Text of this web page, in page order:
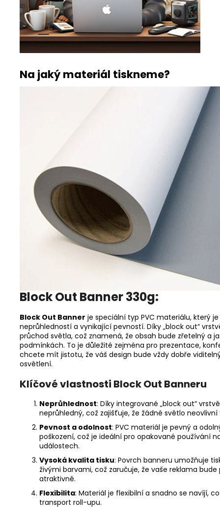
Na jaký materiál tiskneme?
Block Out Banner 330g:
Block Out Banner je speciální typ PVC materiálu, který
neprůhledností a vynikající pevností. Díky „block out“
průchod světla, což znamená, že obsah bude zřetelný a
podmínkách. To je důležité zejména pro prezentace,
chcete mít jistotu, že váš design bude vždy dobře
osvětlení.
Klíčové vlastnosti Block Out Banneru
Neprůhlednost: Díky integrované „block out“
neprůhledný, což zajišťuje, že žádné světlo
Pevnost a odolnost: PVC materiál je pevný a
poškození, což je ideální pro opakované používání
událostech.
Vysoká kvalita tisku: Povrch banneru umožňuje
živými barvami, což zaručuje, že vaše reklama
atraktivně.
Flexibilita: Materiál je flexibilní a snadno se navíjí,
transport roll-upu.